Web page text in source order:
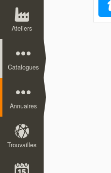
Ateliers
Catalogues
Annuaires
Trouvailles